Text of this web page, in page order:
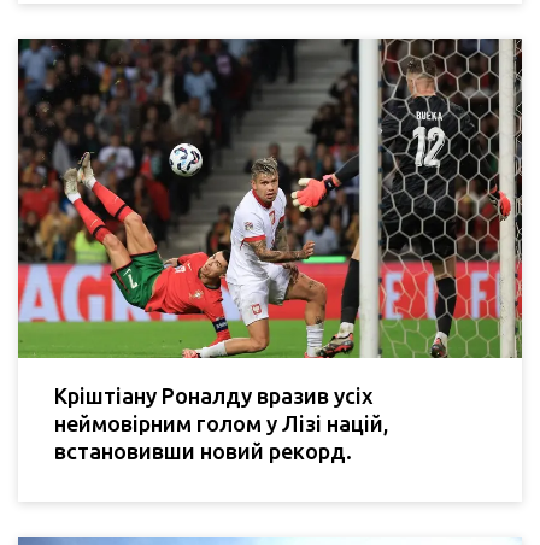
Кріштіану Роналду вразив усіх
неймовірним голом у Лізі націй,
встановивши новий рекорд.